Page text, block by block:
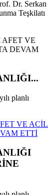
Dr. Serkan
Teşkilatı
planlı
VE ACİL
ETTİ